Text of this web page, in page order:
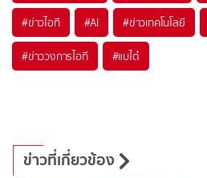
#ข่าวไอที #AI #ข่าวเทคโนโลยี
#ข่าววงการไอที #แบไต๋
ข่าวที่เกี่ยวข้อง